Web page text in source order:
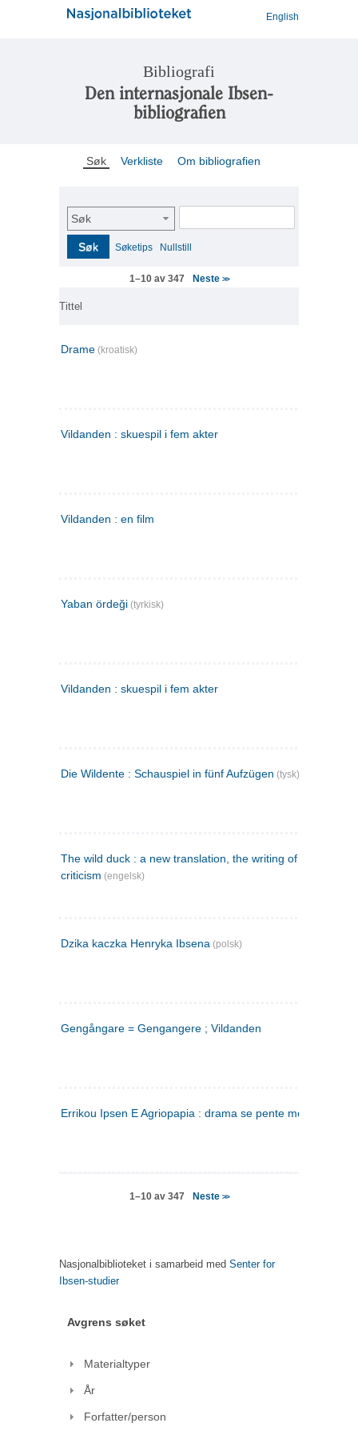
English
Bibliografi
Den internasjonale Ibsen-
bibliografien
Søk Verkliste Om bibliografien
Søk
Søk Søketips Nullstill
1–10 av 347 Neste >>
Tittel
Drame (kroatisk)
Vildanden : skuespil i fem akter
Vildanden : en film
Yaban ördeği (tyrkisk)
Vildanden : skuespil i fem akter
Die Wildente : Schauspiel in fünf Aufzügen (tysk)
The wild duck : a new translation, the writing of the play,
criticism (engelsk)
Dzika kaczka Henryka Ibsena (polsk)
Gengångare = Gengangere ; Vildanden
Errikou Ipsen E Agriopapia : drama se pente mere
1–10 av 347 Neste >>
Nasjonalbiblioteket i samarbeid med Senter for
Ibsen-studier
Avgrens søket
Materialtyper
År
Forfatter/person